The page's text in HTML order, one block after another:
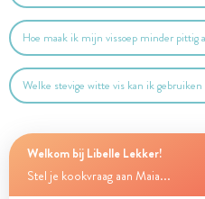
Hoe maak ik mijn vissoep minder pittig
Welke stevige witte vis kan ik gebruiken
Welkom bij Libelle Lekker!
Stel je kookvraag aan Maia...